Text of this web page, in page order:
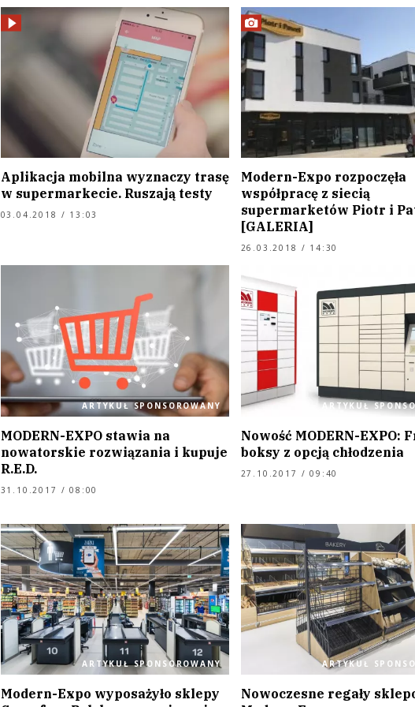
Aplikacja mobilna wyznaczy trasę
w supermarkecie. Ruszają testy
03.04.2018 / 13:03
Modern-Expo rozpoczęła
współpracę z siecią
supermarketów Piotr i
[GALERIA]
26.03.2018 / 14:30
ARTYKUŁ SPONSOROWANY
MODERN-EXPO stawia na
nowatorskie rozwiązania i kupuje
R.E.D.
31.10.2017 / 08:00
ARTYKUŁ
Nowość MODERN-EXPO:
boksy z opcją chłodzenia
27.10.2017 / 09:40
ARTYKUŁ SPONSOROWANY
Modern-Expo wyposażyło sklepy
ARTYKUŁ
Nowoczesne regały